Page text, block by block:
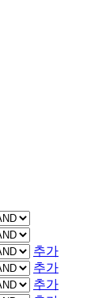
추가
추가
추가